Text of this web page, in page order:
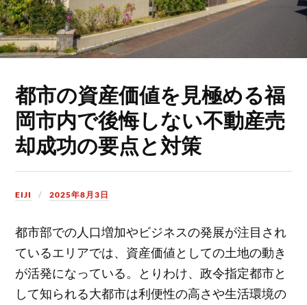
都市の資産価値を見極める福
岡市内で後悔しない不動産売
却成功の要点と対策
EIJI 2025年8月3日
都市部での人口増加やビジネスの発展が注目され
ているエリアでは、資産価値としての土地の動き
が活発になっている。
とりわけ、政令指定都市と
して知られる大都市は利便性の高さや生活環境の